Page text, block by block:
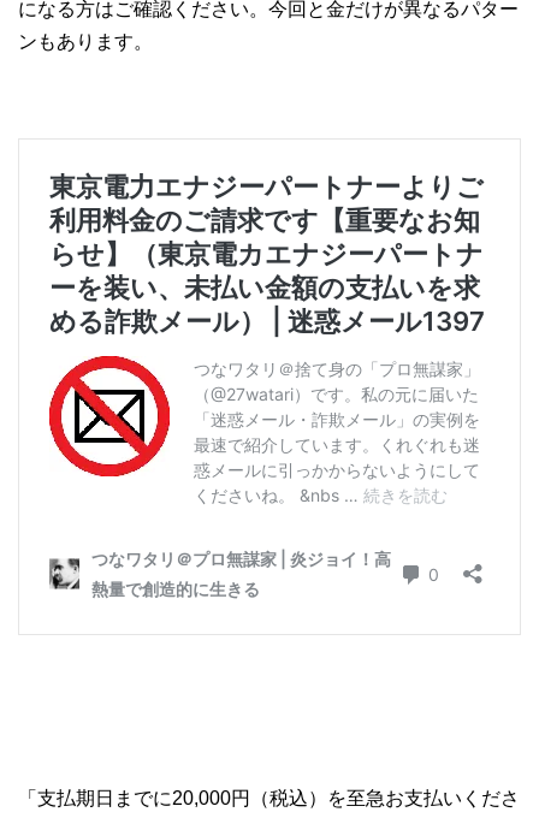
になる方はご確認ください。今回と金だけが異なるパター
ンもあります。
「支払期日までに20,000円（税込）を至急お支払いくださ